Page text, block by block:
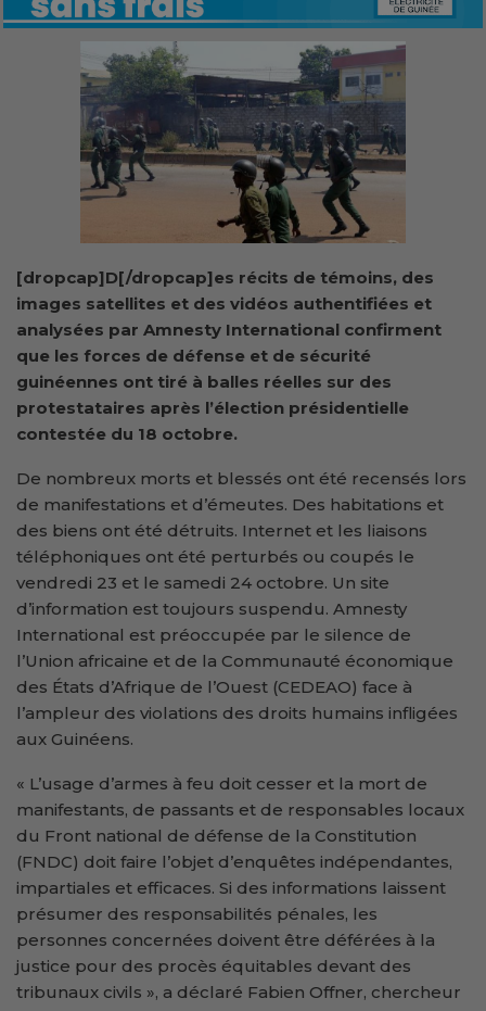
[dropcap]D[/dropcap]es récits de témoins, des
images satellites et des vidéos authentifiées et
analysées par Amnesty International confirment
que les forces de défense et de sécurité
guinéennes ont tiré à balles réelles sur des
protestataires après l’élection présidentielle
contestée du 18 octobre.
De nombreux morts et blessés ont été recensés lors
de manifestations et d’émeutes. Des habitations et
des biens ont été détruits. Internet et les liaisons
téléphoniques ont été perturbés ou coupés le
vendredi 23 et le samedi 24 octobre. Un site
d’information est toujours suspendu. Amnesty
International est préoccupée par le silence de
l’Union africaine et de la Communauté économique
des États d’Afrique de l’Ouest (CEDEAO) face à
l’ampleur des violations des droits humains infligées
aux Guinéens.
« L’usage d’armes à feu doit cesser et la mort de
manifestants, de passants et de responsables locaux
du Front national de défense de la Constitution
(FNDC) doit faire l’objet d’enquêtes indépendantes,
impartiales et efficaces. Si des informations laissent
présumer des responsabilités pénales, les
personnes concernées doivent être déférées à la
justice pour des procès équitables devant des
tribunaux civils », a déclaré Fabien Offner, chercheur